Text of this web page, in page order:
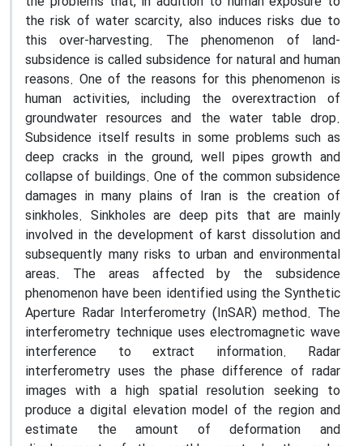
the risk of water scarcity, also induces risks due to
this over-harvesting. The phenomenon of land-
subsidence is called subsidence for natural and human
reasons. One of the reasons for this phenomenon is
human activities, including the overextraction of
groundwater resources and the water table drop.
Subsidence itself results in some problems such as
deep cracks in the ground, well pipes growth and
collapse of buildings. One of the common subsidence
damages in many plains of Iran is the creation of
sinkholes. Sinkholes are deep pits that are mainly
involved in the development of karst dissolution and
subsequently many risks to urban and environmental
areas. The areas affected by the subsidence
phenomenon have been identified using the Synthetic
Aperture Radar Interferometry (InSAR) method. The
interferometry technique uses electromagnetic wave
interference to extract information. Radar
interferometry uses the phase difference of radar
images with a high spatial resolution seeking to
produce a digital elevation model of the region and
estimate the amount of deformation and